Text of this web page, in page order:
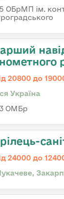
ОБрМП ім.
20800 до
Україна
ОМБр
24000 до